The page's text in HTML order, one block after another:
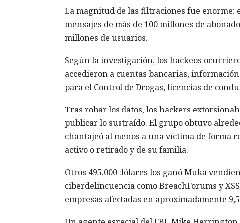
La magnitud de las filtraciones fue enorme:
mensajes de más de 100 millones de
millones de usuarios.
Según la investigación, los hackeos
accedieron a cuentas bancarias,
para el Control de Drogas, licencias de
Tras robar los datos, los hackers
publicar lo sustraído. El grupo obtuvo
chantajeó al menos a una víctima de forma
activo o retirado y de su familia.
Otros 495.000 dólares los ganó Muka
ciberdelincuencia como BreachForums y
empresas afectadas en aproximadamente